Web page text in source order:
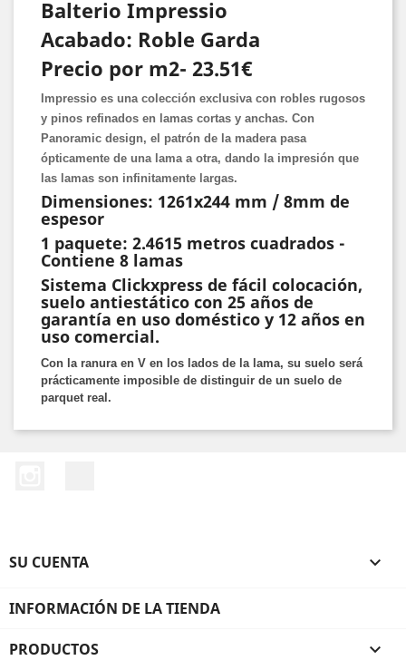
Balterio Impressio
Acabado: Roble Garda
Precio por m2- 23.51€
Impressio es una colección exclusiva con robles rugosos
y pinos refinados en lamas cortas y anchas. Con
Panoramic design, el patrón de la madera pasa
ópticamente de una lama a otra, dando la impresión que
las lamas son infinitamente largas.
Dimensiones: 1261x244 mm / 8mm de
espesor
1 paquete: 2.4615 metros cuadrados -
Contiene 8 lamas
Sistema Clickxpress de fácil colocación,
suelo antiestático con 25 años de
garantía en uso doméstico y 12 años en
uso comercial.
Con la ranura en V en los lados de la lama, su suelo será
prácticamente imposible de distinguir de un suelo de
parquet real.
SU CUENTA 
INFORMACIÓN DE LA TIENDA
PRODUCTOS 